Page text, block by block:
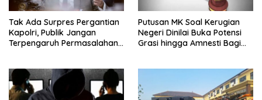
Tak Ada Surpres Pergantian
Kapolri, Publik Jangan
Terpengaruh Permasalahan
Putusan MK Soal Kerugian
Negeri Dinilai Buka Potensi
Grasi hingga Amnesti Bagi